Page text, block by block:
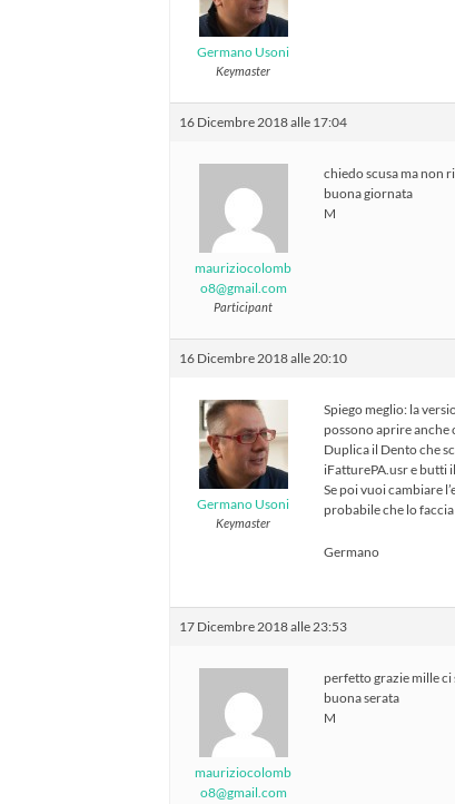
Germano Usoni
Keymaster
16 Dicembre 2018 alle 17:04
mauriziocolomb
o8@gmail.com
Participant
chiedo scusa ma non
buona giornata
M
16 Dicembre 2018 alle 20:10
Germano Usoni
Keymaster
Spiego meglio: la
possono aprire anche
Duplica il Dento che
iFatturePA.usr e butti
Se poi vuoi cambiare
probabile che lo
Germano
17 Dicembre 2018 alle 23:53
mauriziocolomb
o8@gmail.com
perfetto grazie mille
buona serata
M